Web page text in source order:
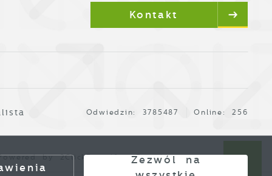
Kontakt
Odwiedzin: 3785487 Online: 256
by2ClickPortal®- Portale nowej generacji
Zezwól na